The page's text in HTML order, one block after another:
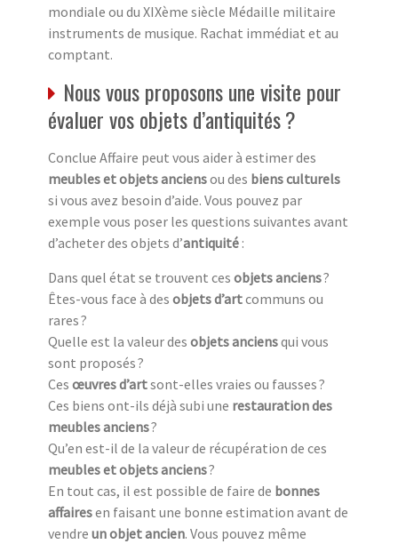
mondiale ou du XIXème siècle Médaille militaire
instruments de musique. Rachat immédiat et au
comptant.
Nous vous proposons une visite pour
évaluer vos objets d’antiquités ?
Conclue Affaire peut vous aider à estimer des
meubles et objets anciensou des biens culturels
si vous avez besoin d’aide. Vous pouvez par
exemple vous poser les questions suivantes avant
d’acheter des objets d’antiquité :
Dans quel état se trouvent ces objets anciens?
Êtes-vous face à des objets d’artcommuns ou
rares ?
Quelle est la valeur des objets anciensqui vous
sont proposés ?
Ces œuvres d’artsont-elles vraies ou fausses ?
Ces biens ont-ils déjà subi une restauration des
meubles anciens?
Qu’en est-il de la valeur de récupération de ces
meubles et objets anciens?
En tout cas, il est possible de faire de bonnes
affairesen faisant une bonne estimation avant de
vendre un objet ancien. Vous pouvez même